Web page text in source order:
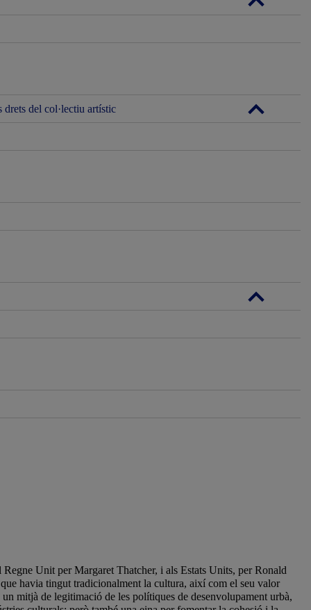
drets del col·lectiu artístic
Unit per Margaret Thatcher, i als Estats Units, per Ronald
havia tingut tradicionalment la cultura, així com el seu valor
mitjà de legitimació de les polítiques de desenvolupament urbà,